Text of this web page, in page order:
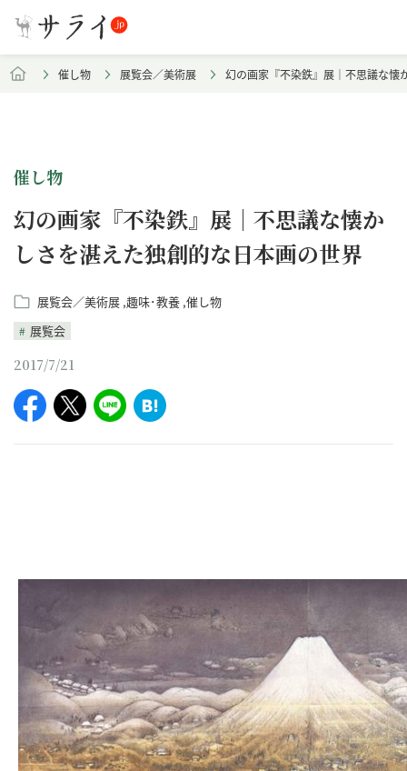
催し物 展覧会／美術展 幻の画家『不染鉄』展｜不思議な懐
催し物
幻の画家『不染鉄』展｜不思議な懐か
しさを湛えた独創的な日本画の世界
展覧会／美術展 趣味･教養 催し物
展覧会
2017/7/21